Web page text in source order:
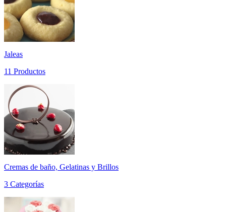
Jaleas
11 Productos
Cremas de baño, Gelatinas y Brillos
3 Categorías